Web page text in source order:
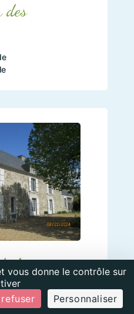
des
la
de
vous donne le contrôle sur
Personnaliser